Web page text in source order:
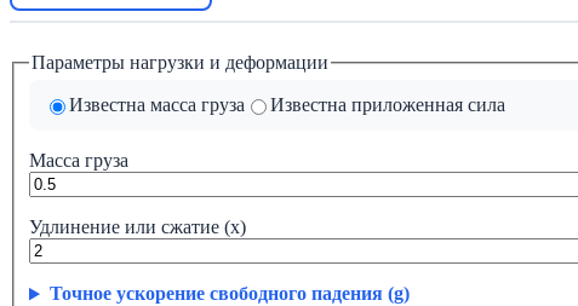
Параметры нагрузки и деформации
Известна масса груза Известна приложенная сила
Масса груза
Удлинение или сжатие (x)
Точное ускорение свободного падения (g)